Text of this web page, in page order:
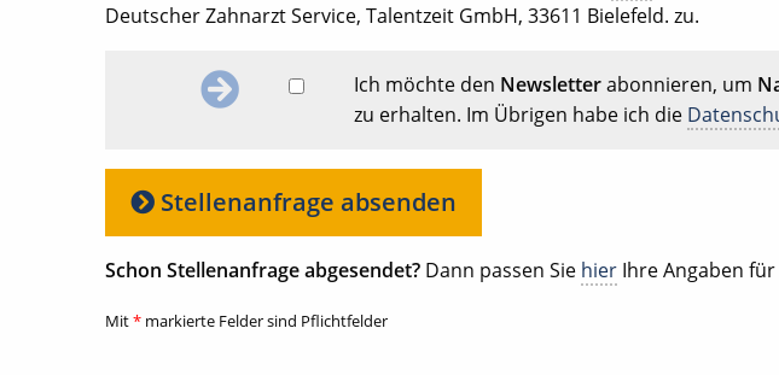
Deutscher Zahnarzt Service, Talentzeit GmbH, 33611 Bielefeld. zu.
Ich möchte den Newsletterabonnieren, um
zu erhalten. Im Übrigen habe ich die
Stellenanfrage absenden
Schon Stellenanfrage abgesendet? Dann passen Sie hier Ihre Angaben
Mit* markierte Felder sind Pflichtfelder